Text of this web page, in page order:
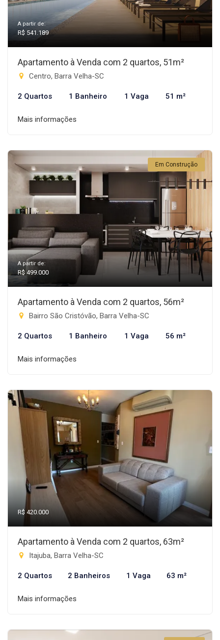
A partir de:
R$ 541.189
Apartamento à Venda com 2 quartos, 51m²
Centro, Barra Velha-SC
2 Quartos 1 Banheiro 1 Vaga 51 m²
Mais informações
Em Construção
A partir de:
R$ 499.000
Apartamento à Venda com 2 quartos, 56m²
Bairro São Cristóvão, Barra Velha-SC
2 Quartos 1 Banheiro 1 Vaga 56 m²
Mais informações
R$ 420.000
Apartamento à Venda com 2 quartos, 63m²
Itajuba, Barra Velha-SC
2 Quartos 2 Banheiros 1 Vaga 63 m²
Mais informações